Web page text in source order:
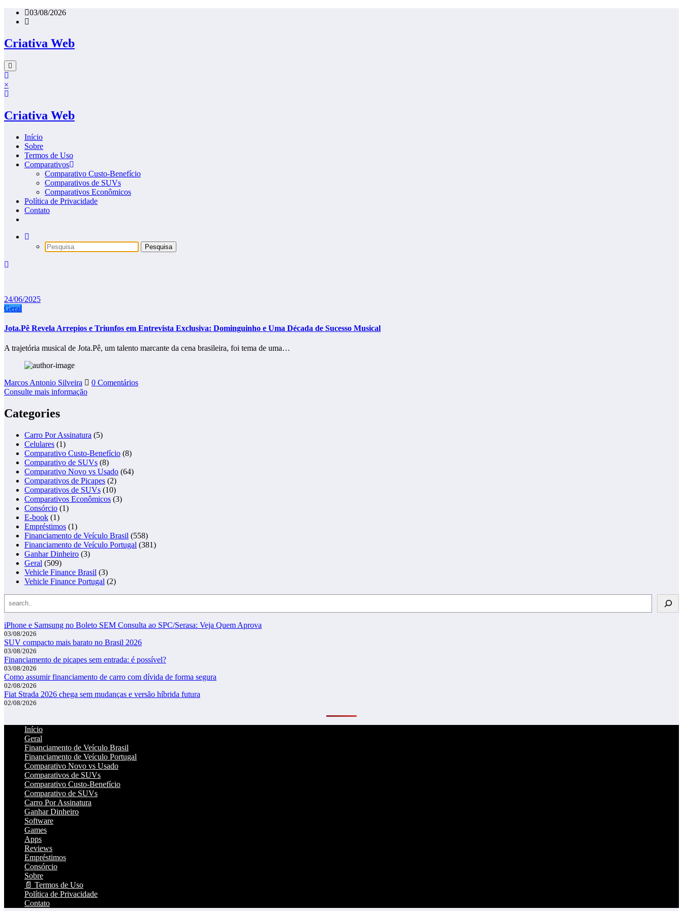
Pular
para
conteúdo
03/08/2026
Criativa Web
×
Criativa Web
Início
Sobre
Termos de Uso
Comparativos
Comparativo Custo-Benefício
Comparativos de SUVs
Comparativos Econômicos
Política de Privacidade
Contato
24/06/2025
Geral
Jota.Pê Revela Arrepios e Triunfos em Entrevista Exclusiva: Dominguinho e Uma Década de Sucesso Musical
A trajetória musical de Jota.Pê, um talento marcante da cena brasileira, foi tema de uma…
Marcos Antonio Silveira
0 Comentários
Consulte mais informação
Categories
Carro Por Assinatura (5)
Celulares (1)
Comparativo Custo-Benefício (8)
Comparativo de SUVs (8)
Comparativo Novo vs Usado (64)
Comparativos de Picapes (2)
Comparativos de SUVs (10)
Comparativos Econômicos (3)
Consórcio (1)
E-book (1)
Empréstimos (1)
Financiamento de Veículo Brasil (558)
Financiamento de Veículo Portugal (381)
Ganhar Dinheiro (3)
Geral (509)
Vehicle Finance Brasil (3)
Vehicle Finance Portugal (2)
iPhone e Samsung no Boleto SEM Consulta ao SPC/Serasa: Veja Quem Aprova
03/08/2026
SUV compacto mais barato no Brasil 2026
03/08/2026
Financiamento de picapes sem entrada: é possível?
03/08/2026
Como assumir financiamento de carro com dívida de forma segura
02/08/2026
Fiat Strada 2026 chega sem mudanças e versão híbrida futura
02/08/2026
Início
Geral
Financiamento de Veículo Brasil
Financiamento de Veículo Portugal
Comparativo Novo vs Usado
Comparativos de SUVs
Comparativo Custo-Benefício
Comparativo de SUVs
Carro Por Assinatura
Ganhar Dinheiro
Software
Games
Apps
Reviews
Empréstimos
Consórcio
Sobre
📄 Termos de Uso
Política de Privacidade
Contato